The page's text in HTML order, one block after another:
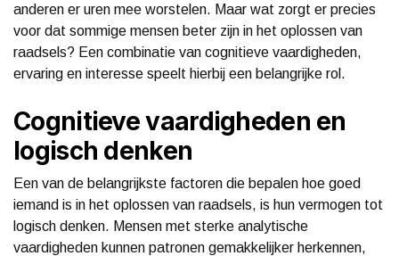
anderen er uren mee worstelen. Maar wat zorgt er precies
voor dat sommige mensen beter zijn in het oplossen van
raadsels? Een combinatie van cognitieve vaardigheden,
ervaring en interesse speelt hierbij een belangrijke rol.
Cognitieve vaardigheden en
logisch denken
Een van de belangrijkste factoren die bepalen hoe goed
iemand is in het oplossen van raadsels, is hun vermogen tot
logisch denken. Mensen met sterke analytische
vaardigheden kunnen patronen gemakkelijker herkennen,